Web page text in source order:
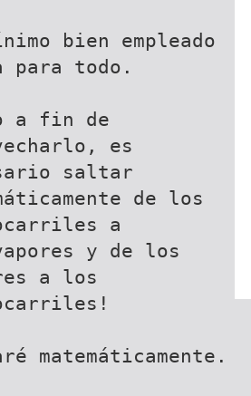
bien empleado
para todo.
a fin de
es
saltar
de los
a
y de los
a los
matemáticamente.